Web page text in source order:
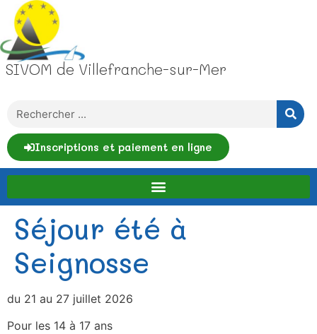
SIVOM de Villefranche-sur-Mer
Inscriptions et paiement en ligne
Séjour été à
Seignosse
du 21 au 27 juillet 2026
Pour les 14 à 17 ans